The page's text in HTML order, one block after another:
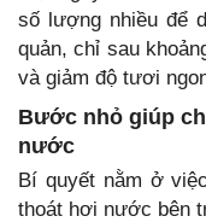
số lượng nhiều để
quản, chỉ sau
và giảm độ tươi
Bước nhỏ giúp
nước
Bí quyết nằm ở
thoát hơi nước bên